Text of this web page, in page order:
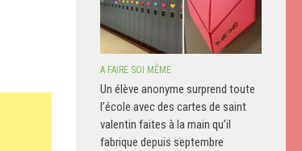
A FAIRE SOI MÊME
Un élève anonyme surprend toute
l’école avec des cartes de saint
valentin faites à la main qu’il
fabrique depuis septembre